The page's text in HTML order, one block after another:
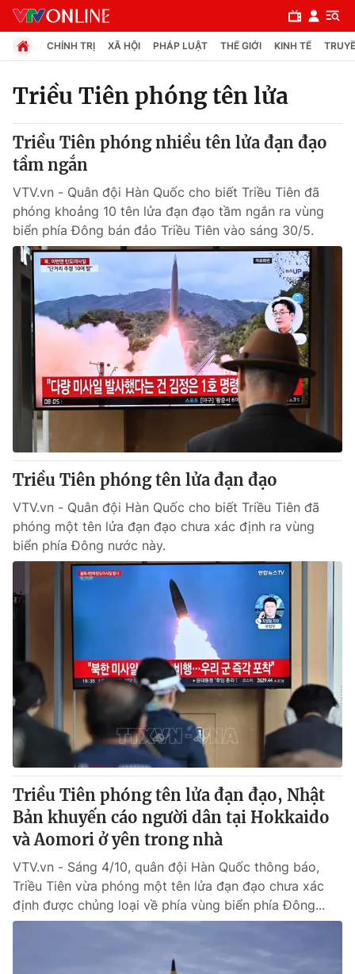
Chuyên mục
Chính trị
Xã hội
Pháp luật
Y tế
Thế giới
Tin tức
Thế giới đó đây
Câu chuyện quốc tế
Kinh tế
Tài chính
Thị trường
Góc doanh nghiệp
Dữ liệu và đời sống
Truyền hình
Phim VTV
Hậu trường
Khán giả
Giải trí
Điện ảnh
Âm nhạc
Du lịch
Chất lượng cuộc sống
Giáo dục
Học trực tuyến
Công nghệ
Hitech Công nghệ tương lai
Sản phẩm
Thị trường
Tư vấn
Giao lưu trực tuyến
Lịch phát sóng
Chuyên mục khác
Emagazine Podcast
Photo Infographic
CHÍNH TRỊ XÃ HỘI PHÁP LUẬT THẾ GIỚI KINH TẾ
Triều Tiên phóng tên lửa
Triều Tiên phóng nhiều tên lửa đạn đạo
tầm ngắn
VTV.vn - Quân đội Hàn Quốc cho biết Triều Tiên đã
phóng khoảng 10 tên lửa đạn đạo tầm ngắn ra vùng
biển phía Đông bán đảo Triều Tiên vào sáng 30/5.
Triều Tiên phóng tên lửa đạn đạo
VTV.vn - Quân đội Hàn Quốc cho biết Triều Tiên đã
phóng một tên lửa đạn đạo chưa xác định ra vùng
biển phía Đông nước này.
Triều Tiên phóng tên lửa đạn đạo, Nhật
Bản khuyến cáo người dân tại Hokkaido
và Aomori ở yên trong nhà
VTV.vn - Sáng 4/10, quân đội Hàn Quốc thông báo,
Triều Tiên vừa phóng một tên lửa đạn đạo chưa xác
định được chủng loại về phía vùng biển phía Đông...